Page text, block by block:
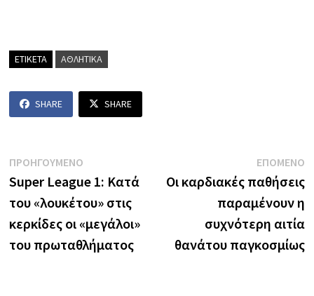
ΕΤΙΚΕΤΑ ΑΘΛΗΤΙΚΑ
SHARE SHARE
Πλοήγηση
άρθρων
ΠΡΟΗΓΟΥΜΕΝΟ
post:
Super League 1: Κατά
του «λουκέτου» στις
κερκίδες οι «μεγάλοι»
του πρωταθλήματος
ΕΠΟΜΕΝΟ
Οι καρδιακές παθήσεις
παραμένουν η
συχνότερη αιτία
θανάτου παγκοσμίως